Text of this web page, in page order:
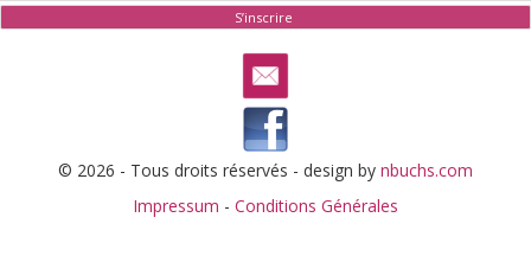
© 2026 - Tous droits réservés - design by nbuchs.com
Impressum - Conditions Générales